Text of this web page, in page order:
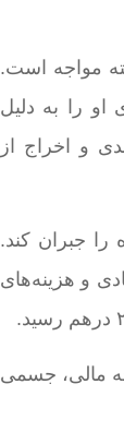
مواجه است.
را به دلیل
و اخراج از
جبران کند.
آسیب‌های غیرمادی و هزینه‌های
مالی، جسمی